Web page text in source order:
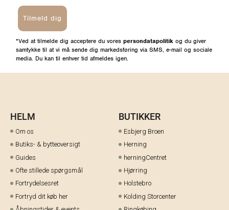
Tilmeld dig
*Ved at tilmelde dig acceptere du vores persondatapolitik og du giver
samtykke til at vi må sende dig markedsføring via SMS, e-mail og sociale
media. Du kan til enhver tid afmeldes igen.
HELM
Om os
Butiks- & bytteoversigt
Guides
Ofte stillede spørgsmål
Fortrydelsesret
Fortryd dit køb her
BUTIKKER
Esbjerg Broen
Herning
herningCentret
Hjørring
Holstebro
Kolding Storcenter